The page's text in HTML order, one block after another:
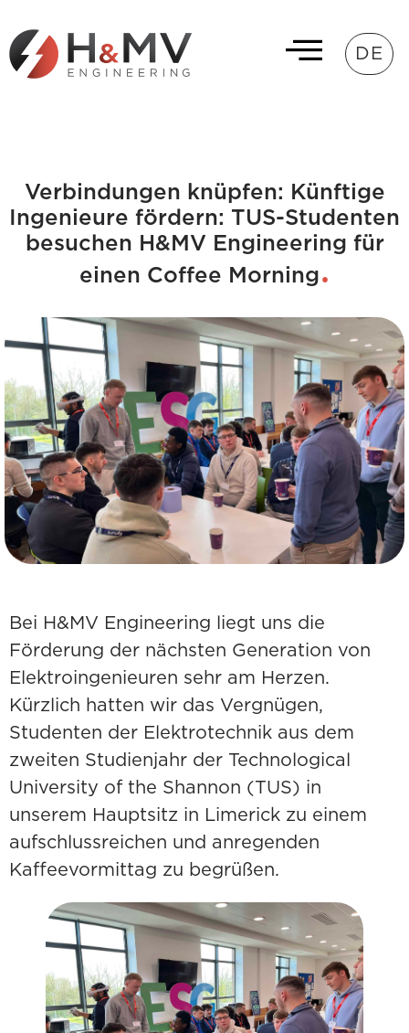
DE
Verbindungen knüpfen: Künftige
Ingenieure fördern: TUS-Studenten
besuchen H&MV Engineering für
einen Coffee Morning
Bei H&MV Engineering liegt uns die
Förderung der nächsten Generation von
Elektroingenieuren sehr am Herzen.
Kürzlich hatten wir das Vergnügen,
Studenten der Elektrotechnik aus dem
zweiten Studienjahr der Technological
University of the Shannon (TUS) in
unserem Hauptsitz in Limerick zu einem
aufschlussreichen und anregenden
Kaffeevormittag zu begrüßen.